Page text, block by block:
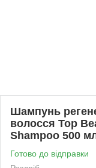
Шампунь
волосся Top
Shampoo 500
Готово до відправки